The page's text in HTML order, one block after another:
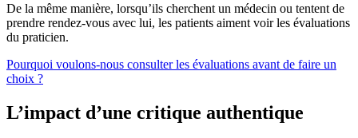
De la même manière, lorsqu’ils cherchent un médecin ou tentent de
prendre rendez-vous avec lui, les patients aiment voir les évaluations
du praticien.
Pourquoi voulons-nous consulter les évaluations avant de faire un
choix ?
L’impact d’une critique authentique